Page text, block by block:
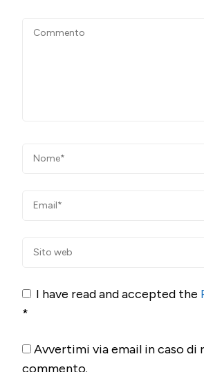
I have read and accepted the
*
Avvertimi via email in caso di
commento.